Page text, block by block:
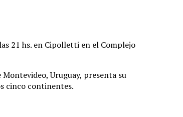
21 hs. en Cipolletti en el Complejo
Uruguay, presenta su
cinco continentes.